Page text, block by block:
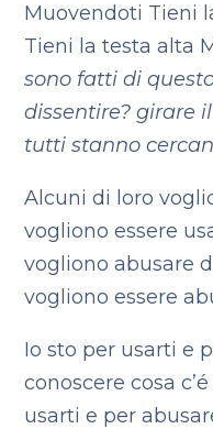
Muovendoti Tieni
Tieni la testa alta
sono fatti di
dissentire? girare
tutti stanno
Alcuni di loro
vogliono essere
vogliono abusare
vogliono essere
Io sto per usarti e
conoscere cosa
usarti e per